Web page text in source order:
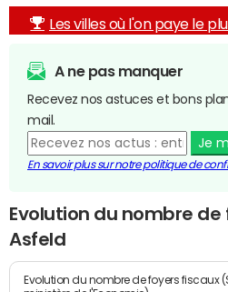
Les villes où l'on paye le
A ne pas manquer
Recevez nos astuces et bons
mail.
Je
En savoir plus sur notre politique de
Evolution du nombre
Asfeld
Evolution du nombre de foyers fiscaux